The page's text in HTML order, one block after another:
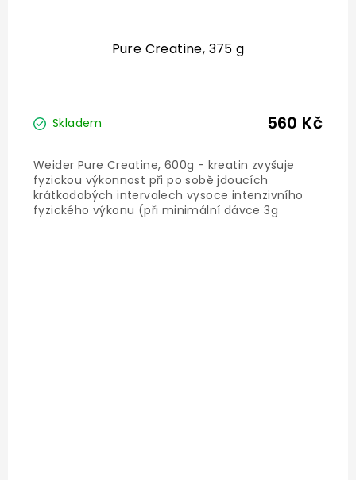
Pure Creatine, 375 g
Skladem 560 Kč
Weider Pure Creatine, 600g - kreatin zvyšuje
fyzickou výkonnost při po sobě jdoucích
krátkodobých intervalech vysoce intenzivního
fyzického výkonu (při minimální dávce 3g